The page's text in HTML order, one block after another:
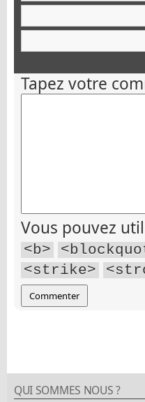
Tapez votre
Vous pouvez
<b>
<strike>
QUI SOMMES NOUS ?